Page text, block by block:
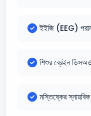
ইইজি (EEG)
শিশুর ব্রেইন
মস্তিষ্কের